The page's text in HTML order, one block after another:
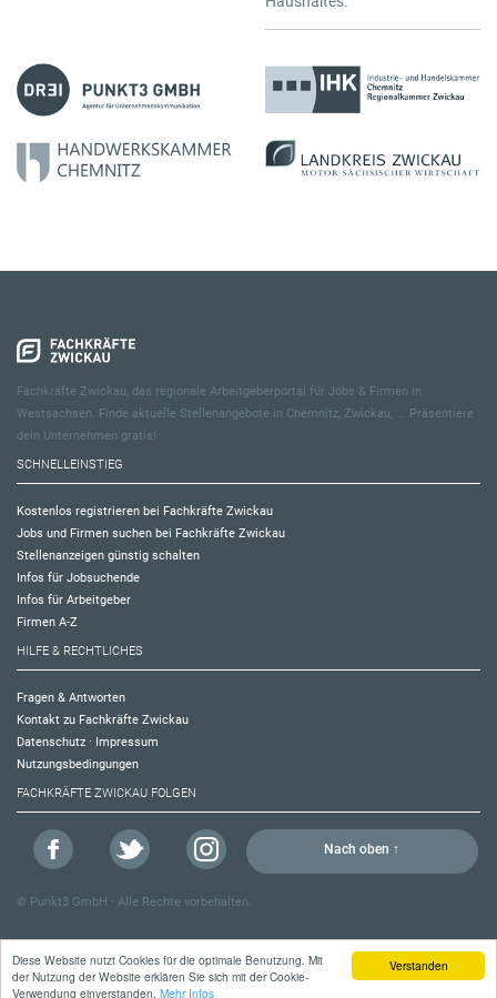
Verstanden
Diese Website nutzt Cookies für die optimale Benutzung. Mit
der Nutzung der Website erklären Sie sich mit der Cookie-
Verwendung einverstanden. Mehr Infos
Fachkräfte Zwickau, das regionale Arbeitgeberportal für Jobs & Firmen in
Westsachsen. Finde aktuelle Stellenangebote in Chemnitz, Zwickau, ... Präsentiere
dein Unternehmen gratis!
SCHNELLEINSTIEG
Kostenlos registrieren bei Fachkräfte Zwickau
Jobs und Firmen suchen bei Fachkräfte Zwickau
Stellenanzeigen günstig schalten
Infos für Jobsuchende
Infos für Arbeitgeber
Firmen A-Z
HILFE & RECHTLICHES
Fragen & Antworten
Kontakt zu Fachkräfte Zwickau
Datenschutz · Impressum
Nutzungsbedingungen
FACHKRÄFTE ZWICKAU FOLGEN
Nach oben ↑
© Punkt3 GmbH · Alle Rechte vorbehalten.